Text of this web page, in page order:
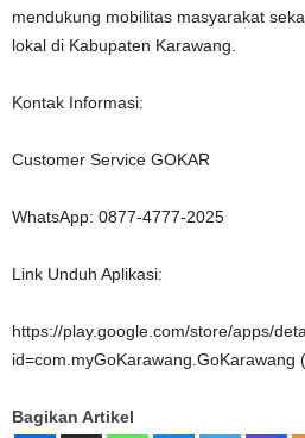
mendukung mobilitas masyarakat
lokal di Kabupaten Karawang.
Kontak Informasi:
Customer Service GOKAR
WhatsApp: 0877-4777-2025
Link Unduh Aplikasi:
https://play.google.com/store/apps/
id=com.myGoKarawang.GoKarawang
Bagikan Artikel